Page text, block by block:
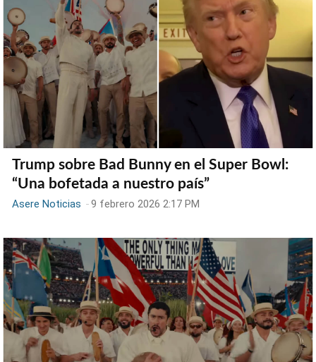
Trump sobre Bad Bunny en el Super Bowl:
“Una bofetada a nuestro país”
Asere Noticias -9 febrero 2026 2:17 PM